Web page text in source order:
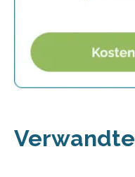
Verwandte